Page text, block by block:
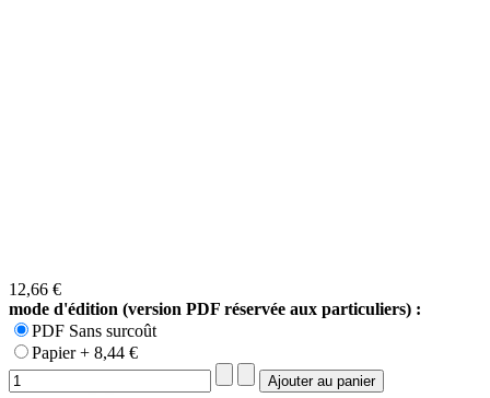
12,66 €
mode d'édition (version PDF réservée aux particuliers) :
PDF Sans surcoût
Papier + 8,44 €